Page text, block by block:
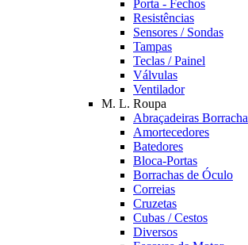
Porta - Fechos
Resistências
Sensores / Sondas
Tampas
Teclas / Painel
Válvulas
Ventilador
M. L. Roupa
Abraçadeiras Borracha
Amortecedores
Batedores
Bloca-Portas
Borrachas de Óculo
Correias
Cruzetas
Cubas / Cestos
Diversos